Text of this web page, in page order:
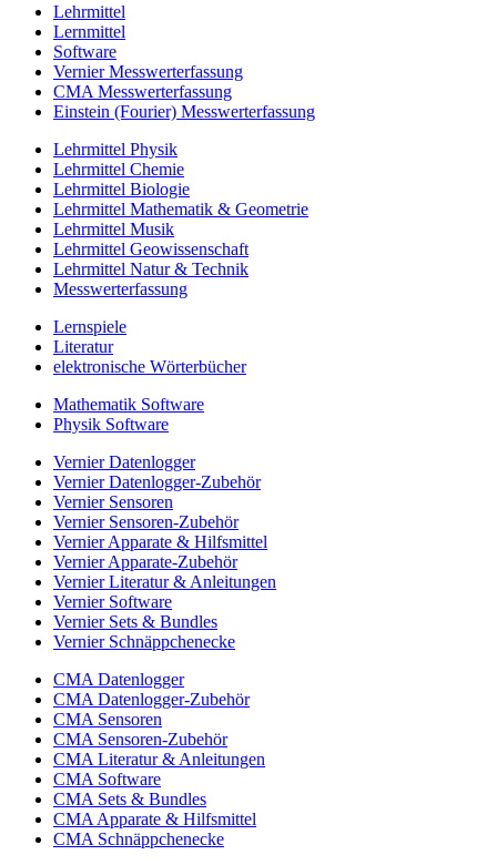
Lehrmittel
Lernmittel
Software
Vernier Messwerterfassung
CMA Messwerterfassung
Einstein (Fourier) Messwerterfassung
Lehrmittel Physik
Lehrmittel Chemie
Lehrmittel Biologie
Lehrmittel Mathematik & Geometrie
Lehrmittel Musik
Lehrmittel Geowissenschaft
Lehrmittel Natur & Technik
Messwerterfassung
Lernspiele
Literatur
elektronische Wörterbücher
Mathematik Software
Physik Software
Vernier Datenlogger
Vernier Datenlogger-Zubehör
Vernier Sensoren
Vernier Sensoren-Zubehör
Vernier Apparate & Hilfsmittel
Vernier Apparate-Zubehör
Vernier Literatur & Anleitungen
Vernier Software
Vernier Sets & Bundles
Vernier Schnäppchenecke
CMA Datenlogger
CMA Datenlogger-Zubehör
CMA Sensoren
CMA Sensoren-Zubehör
CMA Literatur & Anleitungen
CMA Software
CMA Sets & Bundles
CMA Apparate & Hilfsmittel
CMA Schnäppchenecke